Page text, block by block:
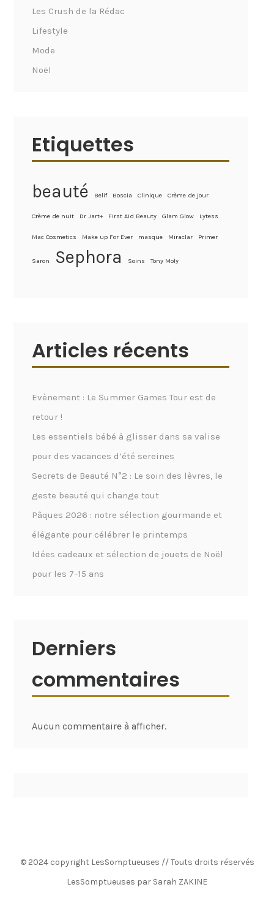
Les Crush de la Rédac
Lifestyle
Mode
Noël
Etiquettes
beauté Belif Boscia Clinique Crème de jour
Crème de nuit Dr Jart+ First Aid Beauty Glam Glow Lytess
Mac Cosmetics Make up For Ever masque Miraclar Primer
Saron Sephora Soins Tony Moly
Articles récents
Evènement : Le Summer Games Tour est de
retour !
Les essentiels bébé à glisser dans sa valise
pour des vacances d’été sereines
Secrets de Beauté N°2 : Le soin des lèvres, le
geste beauté qui change tout
Pâques 2026 : notre sélection gourmande et
élégante pour célébrer le printemps
Idées cadeaux et sélection de jouets de Noël
pour les 7–15 ans
Derniers
commentaires
Aucun commentaire à afficher.
© 2024 copyright LesSomptueuses // Touts droits réservés
LesSomptueuses par Sarah ZAKINE